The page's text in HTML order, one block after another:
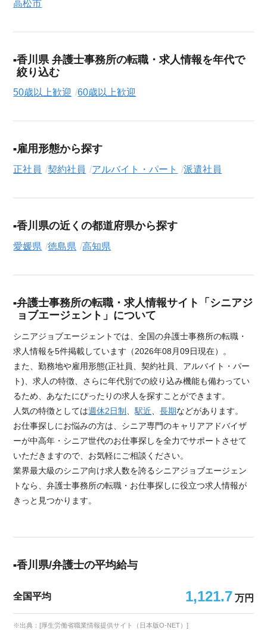
高松市
香川県 弁護士事務所の転職・求人情報を年代で
絞り込む
50歳以上歓迎 60歳以上歓迎
雇用形態から探す
正社員 契約社員 アルバイト・パート 派遣社員
香川県の近くの都道府県から探す
愛媛県 徳島県 高知県
弁護士事務所の転職・求人情報サイト「シニアジ
ョブエージェント」について
シニアジョブエージェントでは、全国の弁護士事務所の転職・
求人情報を5件掲載しています（2026年08月09日現在）。
また、勤務地や雇用形態(正社員、契約社員、アルバイト・パー
ト)、求人の特徴、さらに年代別での絞り込み機能も備わってい
るため、あなたにぴったりの求人を探すことができます。
人気の特徴としては週休2日制 、駅近 、長期などがあります。
お仕事探しにお悩みの方は、シニア専門のキャリアアドバイザ
ーが中高年・シニア世代のお仕事探しを全力でサポートさせて
いただきますので、お気軽にご相談ください。
業界最大級のシニア向け求人数を誇るシニアジョブエージェン
トなら、弁護士事務所の転職・お仕事探しに役立つ求人情報が
きっと見つかります。
香川県/弁護士の平均給与
全国平均 1,121.7 万円
※出典：[厚生労働省職業情報提供サイト（日本版O-NET）]